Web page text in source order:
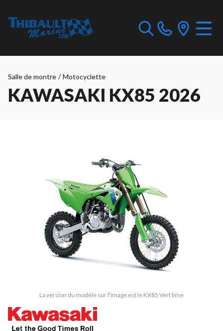
Salle de montre / Motocyclette
KAWASAKI KX85 2026
La version du modèle sur l'image est le KX85 Vert lime